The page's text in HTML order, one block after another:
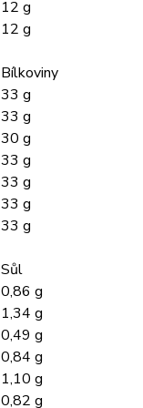
12 g
12 g
Bílkoviny
33 g
33 g
30 g
33 g
33 g
33 g
33 g
Sůl
0,86 g
1,34 g
0,49 g
0,84 g
1,10 g
0,82 g